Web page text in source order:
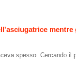
spesso. Cercando il